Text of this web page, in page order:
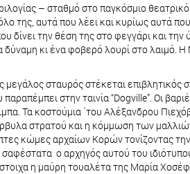
– σταθμό στο παγκόσμιο
της, αυτά που λέει και κυρίως αυτά
δίνει την θέση της στο φεγγάρι και
δύναμη κι ένα φοβερό λουρί στο
σταυρός στέκεται επιβλητικός
στην ταινία “Dogville”. Οι
Τα κοστούμια ΄του Αλέξανδρου
στρατού και η κόμμωση των
κώμες αρχαίων Κορών τονίζοντας
ο αρχηγός αυτού του
η μαύρη τουαλέτα της Μαρία